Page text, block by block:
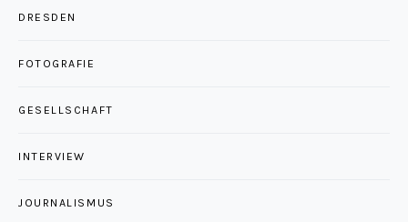
DRESDEN
FOTOGRAFIE
GESELLSCHAFT
INTERVIEW
JOURNALISMUS